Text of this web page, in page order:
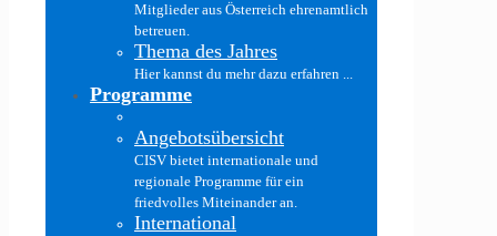
Mitglieder aus Österreich ehrenamtlich
betreuen.
Thema des Jahres
Hier kannst du mehr dazu erfahren ...
Programme
Angebotsübersicht
CISV bietet internationale und
regionale Programme für ein
friedvolles Miteinander an.
International